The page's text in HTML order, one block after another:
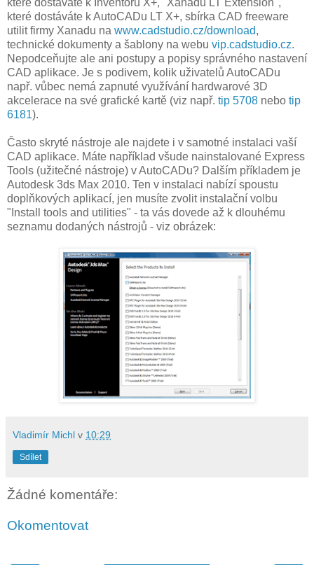
které dostáváte k Inventoru X+, "Xanadu LT Extension",
které dostáváte k AutoCADu LT X+, sbírka CAD freeware
utilit firmy Xanadu na www.cadstudio.cz/download,
technické dokumenty a šablony na webu vip.cadstudio.cz.
Nepodceňujte ale ani postupy a popisy správného nastavení
CAD aplikace. Je s podivem, kolik uživatelů AutoCADu
např. vůbec nemá zapnuté využívání hardwarové 3D
akcelerace na své grafické kartě (viz např. tip 5708 nebo tip
6181).
Často skryté nástroje ale najdete i v samotné instalaci vaší
CAD aplikace. Máte například všude nainstalované Express
Tools (užitečné nástroje) v AutoCADu? Dalším příkladem je
Autodesk 3ds Max 2010. Ten v instalaci nabízí spoustu
doplňkových aplikací, jen musíte zvolit instalační volbu
"Install tools and utilities" - ta vás dovede až k dlouhému
seznamu dodaných nástrojů - viz obrázek:
Vladimír Michl v 10:29
Sdílet
Žádné komentáře:
Okomentovat